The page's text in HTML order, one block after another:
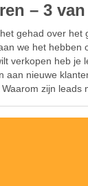
– 3
gehad over het
we het hebben
verkopen heb je
aan nieuwe
zijn leads